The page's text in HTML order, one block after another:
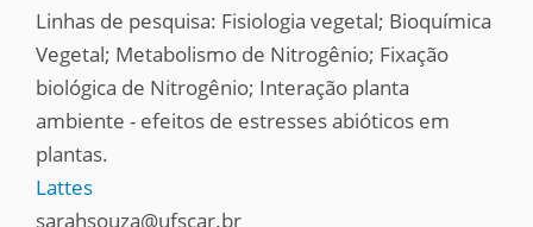
Linhas de pesquisa: Fisiologia vegetal; Bioquímica
Vegetal; Metabolismo de Nitrogênio; Fixação
biológica de Nitrogênio; Interação planta
ambiente - efeitos de estresses abióticos em
plantas.
Lattes
sarahsouza@ufscar.br